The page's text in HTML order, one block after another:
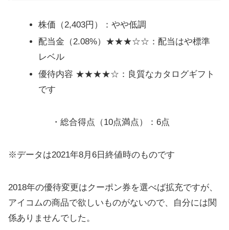
株価（2,403円）：やや低調
配当金（2.08%）★★★☆☆：配当はや標準
レベル
優待内容 ★★★★☆：良質なカタログギフト
です
・総合得点（10点満点）：6点
※データは2021年8月6日終値時のものです
2018年の優待変更はクーポン券を選べば拡充ですが、
アイコムの商品で欲しいものがないので、自分には関
係ありませんでした。